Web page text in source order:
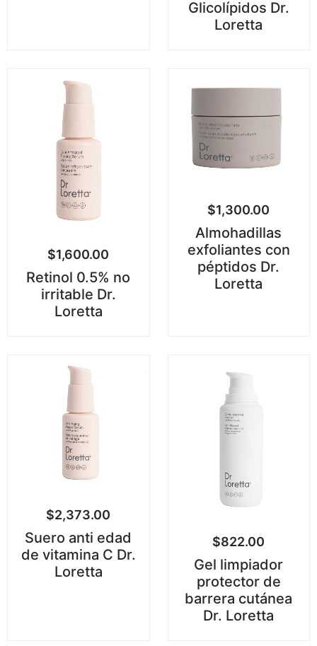
Glicolípidos Dr.
Loretta
$1,600.00
Retinol 0.5% no
irritable Dr.
Loretta
$1,300.00
Almohadillas
exfoliantes con
péptidos Dr.
Loretta
$2,373.00
Suero anti edad
de vitamina C Dr.
Loretta
$822.00
Gel limpiador
protector de
barrera cutánea
Dr. Loretta